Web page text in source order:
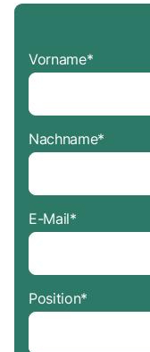
Vorname*
Nachname*
E-Mail*
Position*